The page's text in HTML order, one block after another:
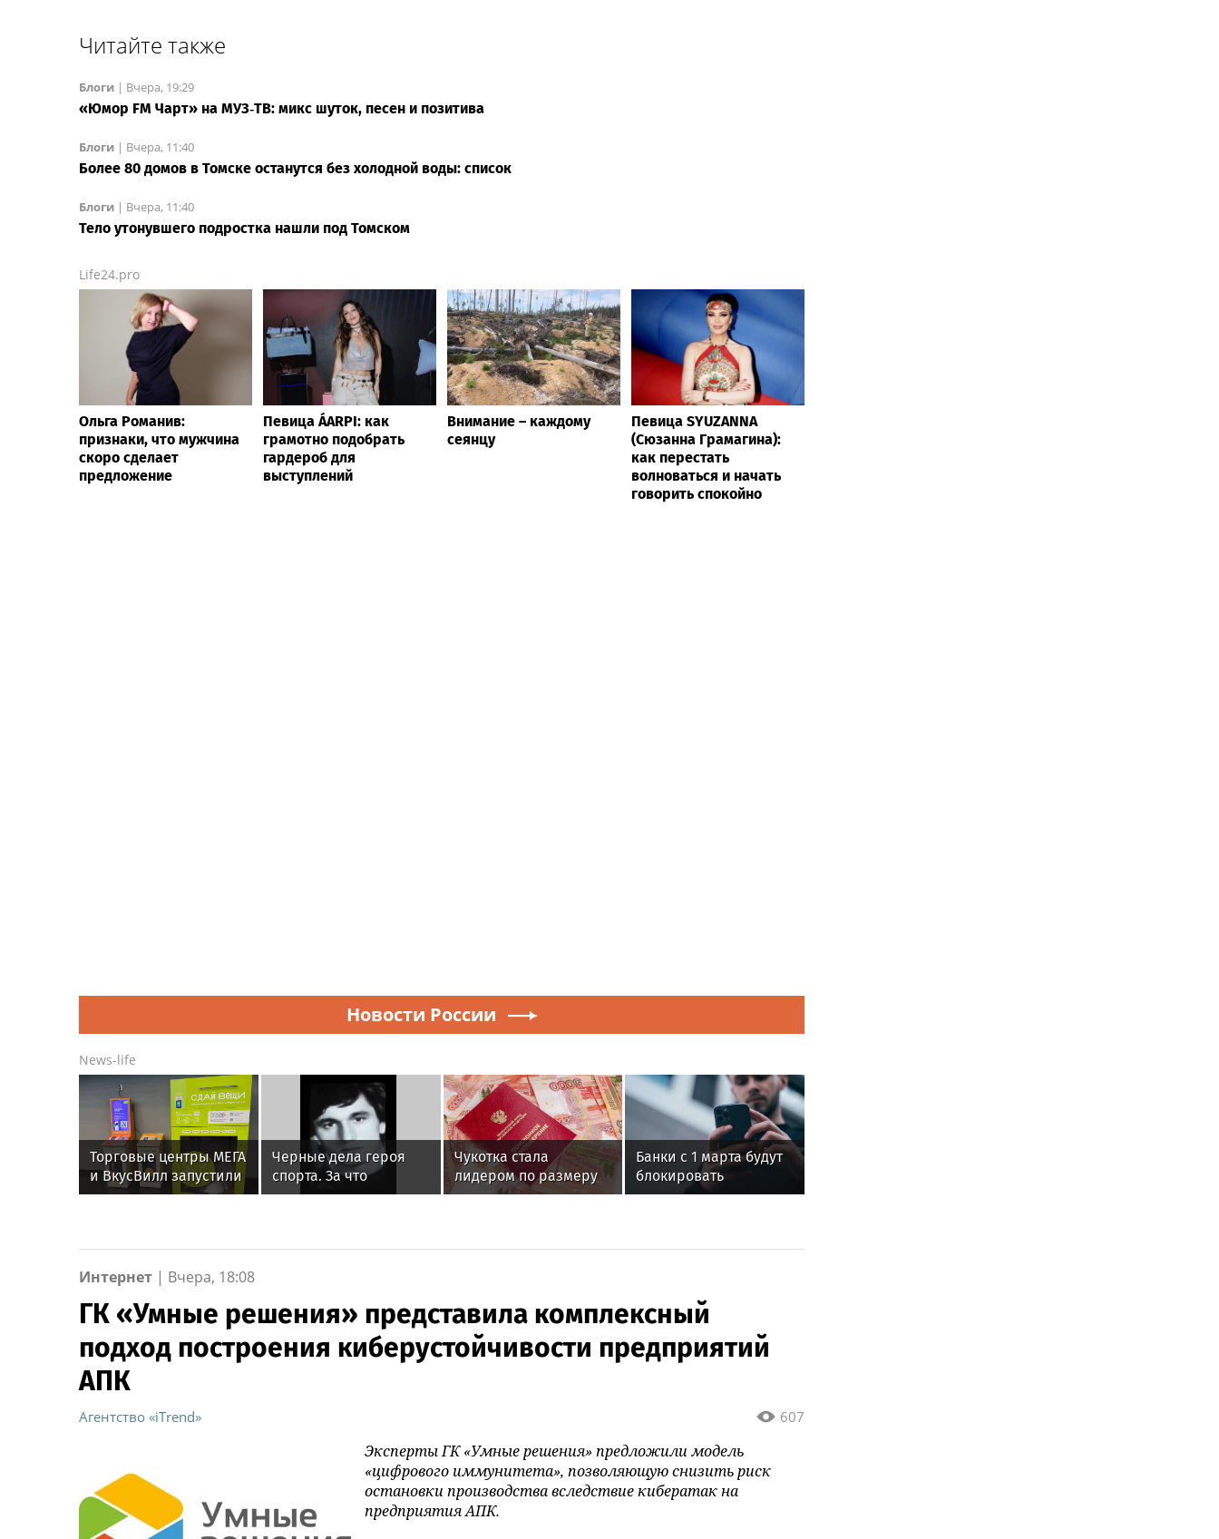
Читайте также
Блоги | Вчера, 19:29
«Юмор FM Чарт» на МУЗ‑ТВ: микс шуток, песен и позитива
Блоги | Вчера, 11:40
Более 80 домов в Томске останутся без холодной воды: список
Блоги | Вчера, 11:40
Тело утонувшего подростка нашли под Томском
Life24.pro
Ольга Романив:
признаки, что мужчина
скоро сделает
предложение
Певица ÁARPI: как
грамотно подобрать
гардероб для
выступлений
Внимание – каждому
сеянцу
Певица SYUZANNA
(Сюзанна Грамагина):
как перестать
волноваться и начать
говорить спокойно
Новости России
News-life
Торговые центры МЕГА
и ВкусВилл запустили
совместный проект по
Черные дела героя
спорта. За что
расстреляли звезду
Чукотка стала
лидером по размеру
пенсий в России
Банки с 1 марта будут
блокировать
переводы при
Интернет | Вчера, 18:08
ГК «Умные решения» представила комплексный
подход построения киберустойчивости предприятий
АПК
607
Агентство «iTrend»
Эксперты ГК «Умные решения» предложили модель
«цифрового иммунитета», позволяющую снизить риск
остановки производства вследствие кибератак на
предприятия АПК.